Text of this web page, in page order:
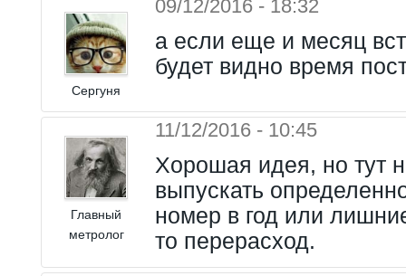
Сергуня
09/12/2016 - 18:32
а если еще и месяц
будет видно время
Главный
метролог
11/12/2016 - 10:45
Хорошая идея, но тут
выпускать
номер в год или
то перерасход.